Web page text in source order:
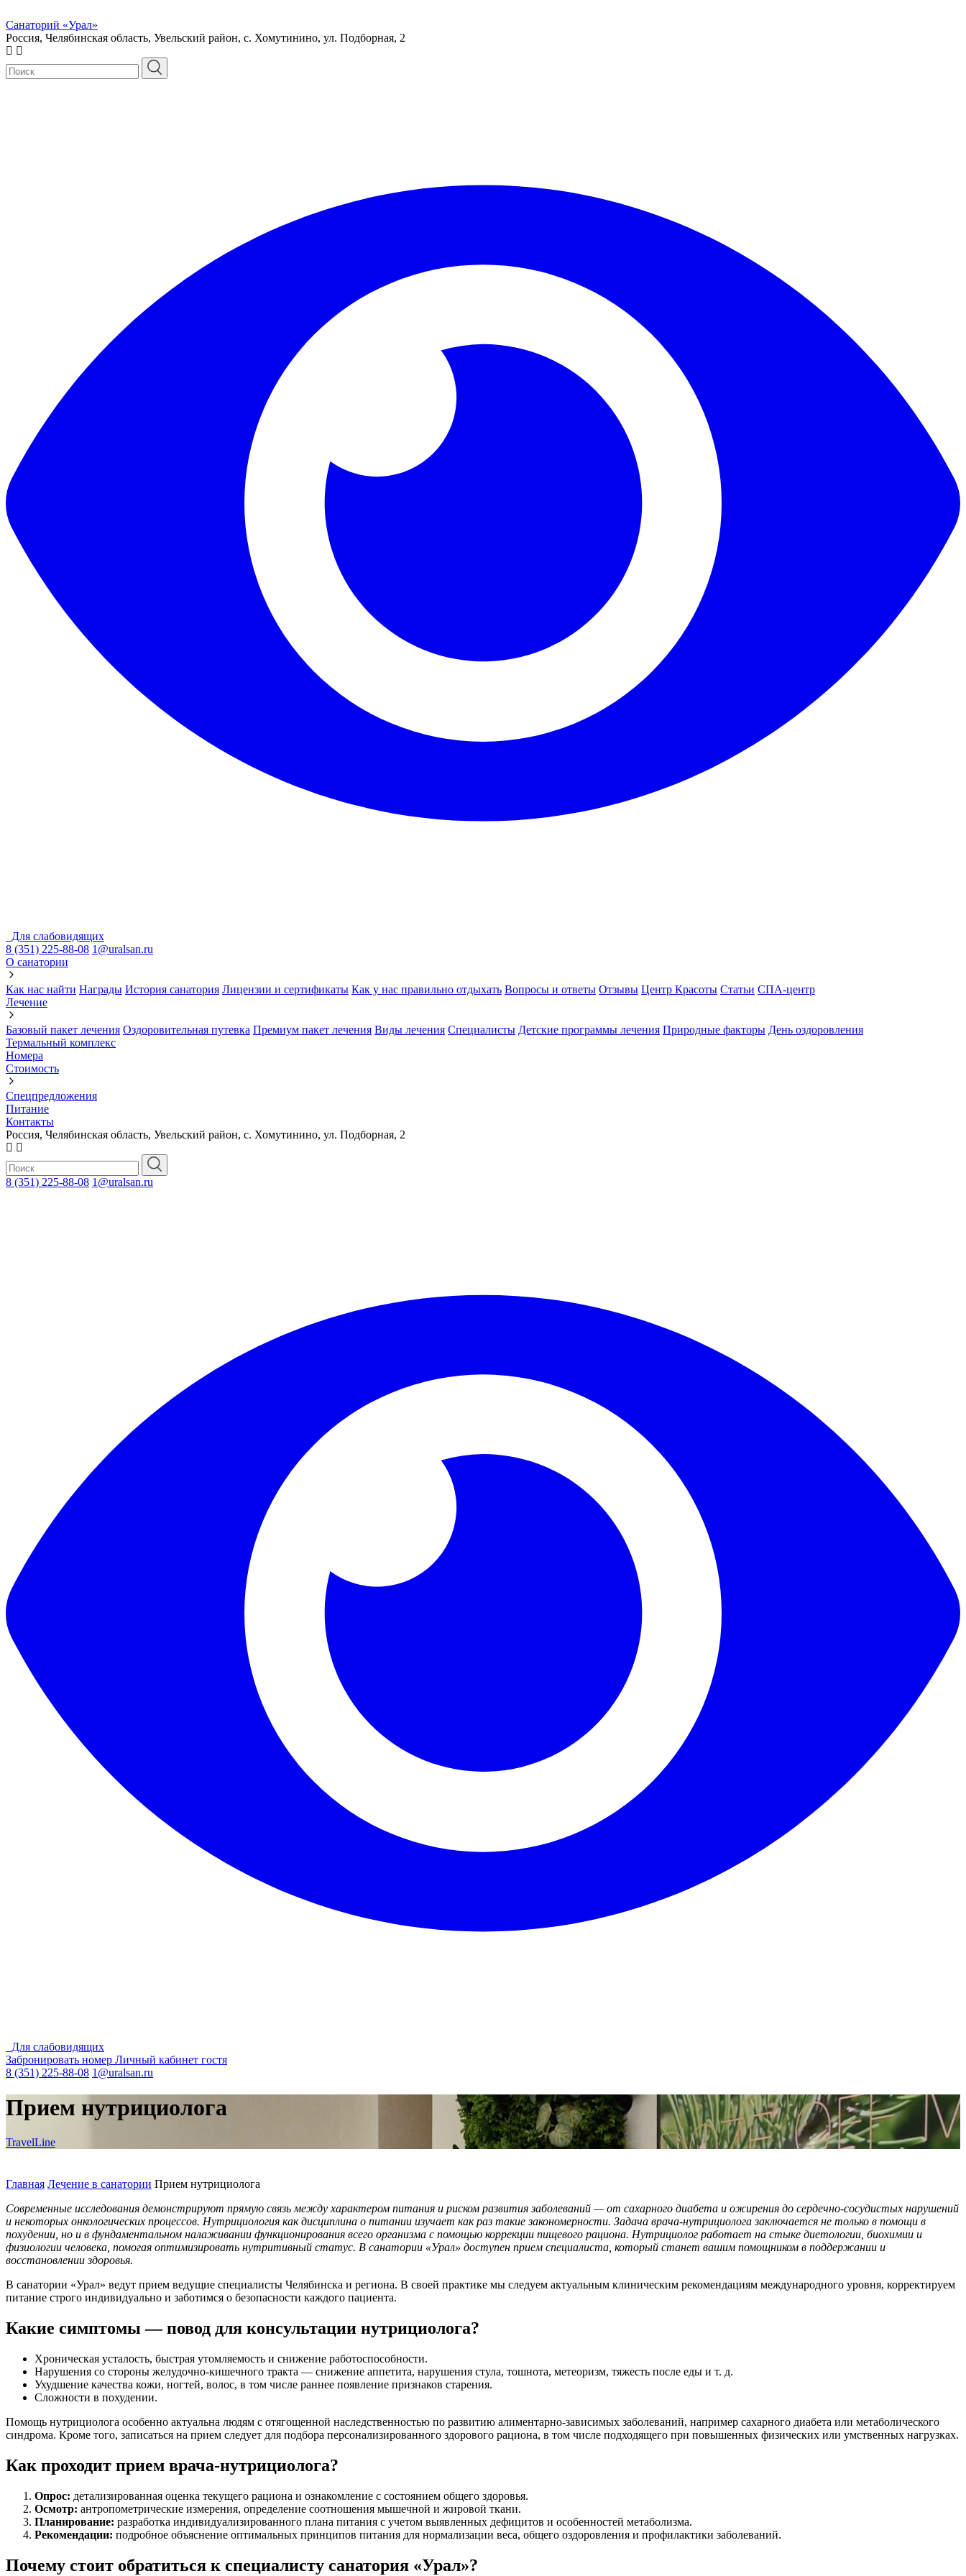
Санаторий «Урал»
Россия, Челябинская область, Увельский район, с. Хомутинино, ул. Подборная, 2
Для слабовидящих
8 (351) 225-88-08 1@uralsan.ru
О санатории
Как нас найти Награды История санатория Лицензии и сертификаты Как у нас правильно отдыхать Вопросы и ответы Отзывы Центр Красоты Статьи СПА-центр
Лечение
Базовый пакет лечения Оздоровительная путевка Премиум пакет лечения Виды лечения Cпециалисты Детские программы лечения Природные факторы День оздоровления
Термальный комплекс
Номера
Стоимость
Спецпредложения
Питание
Контакты
Россия, Челябинская область, Увельский район, с. Хомутинино, ул. Подборная, 2
8 (351) 225-88-08 1@uralsan.ru
Для слабовидящих
Забронировать номер Личный кабинет гостя
8 (351) 225-88-08 1@uralsan.ru
Прием нутрициолога
TravelLine
Главная Лечение в санатории Прием нутрициолога
Современные исследования демонстрируют прямую связь между характером питания и риском развития заболеваний — от сахарного диабета и ожирения до сердечно-сосудистых нарушений
и некоторых онкологических процессов. Нутрициология как дисциплина о питании изучает как раз такие закономерности. Задача врача-нутрициолога заключается не только в помощи в
похудении, но и в фундаментальном налаживании функционирования всего организма с помощью коррекции пищевого рациона. Нутрициолог работает на стыке диетологии, биохимии и
физиологии человека, помогая оптимизировать нутритивный статус. В санатории «Урал» доступен прием специалиста, который станет вашим помощником в поддержании и
восстановлении здоровья.
В санатории «Урал» ведут прием ведущие специалисты Челябинска и региона. В своей практике мы следуем актуальным клиническим рекомендациям международного уровня, корректируем
питание строго индивидуально и заботимся о безопасности каждого пациента.
Какие симптомы — повод для консультации нутрициолога?
Хроническая усталость, быстрая утомляемость и снижение работоспособности.
Нарушения со стороны желудочно-кишечного тракта — снижение аппетита, нарушения стула, тошнота, метеоризм, тяжесть после еды и т. д.
Ухудшение качества кожи, ногтей, волос, в том числе раннее появление признаков старения.
Сложности в похудении.
Помощь нутрициолога особенно актуальна людям с отягощенной наследственностью по развитию алиментарно-зависимых заболеваний, например сахарного диабета или метаболического
синдрома. Кроме того, записаться на прием следует для подбора персонализированного здорового рациона, в том числе подходящего при повышенных физических или умственных нагрузках.
Как проходит прием врача-нутрициолога?
Опрос: детализированная оценка текущего рациона и ознакомление с состоянием общего здоровья.
Осмотр: антропометрические измерения, определение соотношения мышечной и жировой ткани.
Планирование: разработка индивидуализированного плана питания с учетом выявленных дефицитов и особенностей метаболизма.
Рекомендации: подробное объяснение оптимальных принципов питания для нормализации веса, общего оздоровления и профилактики заболеваний.
Почему стоит обратиться к специалисту санатория «Урал»?